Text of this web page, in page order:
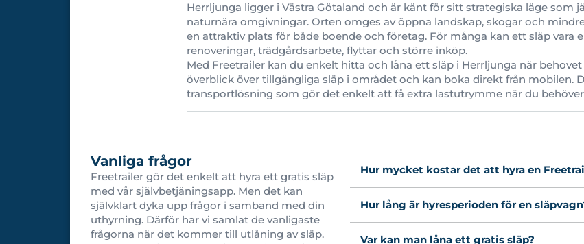
Herrljunga ligger i Västra Götaland och är känt för sitt strategiska läge som
naturnära omgivningar. Orten omges av öppna landskap, skogar och
en attraktiv plats för både boende och företag. För många kan ett släp vara
renoveringar, trädgårdsarbete, flyttar och större inköp.
Med Freetrailer kan du enkelt hitta och låna ett släp i Herrljunga när
överblick över tillgängliga släp i området och kan boka direkt från mobilen.
transportlösning som gör det enkelt att få extra lastutrymme när du
Vanliga frågor
Freetrailer gör det enkelt att hyra ett gratis släp
med vår självbetjäningsapp. Men det kan
självklart dyka upp frågor i samband med din
uthyrning. Därför har vi samlat de vanligaste
frågorna när det kommer till utlåning av släp.
Hur mycket kostar det att hyra en
Hur lång är hyresperioden för en
Var kan man låna ett gratis släp?